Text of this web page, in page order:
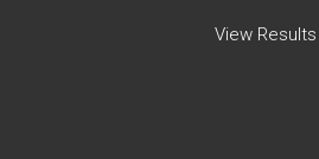
View Results